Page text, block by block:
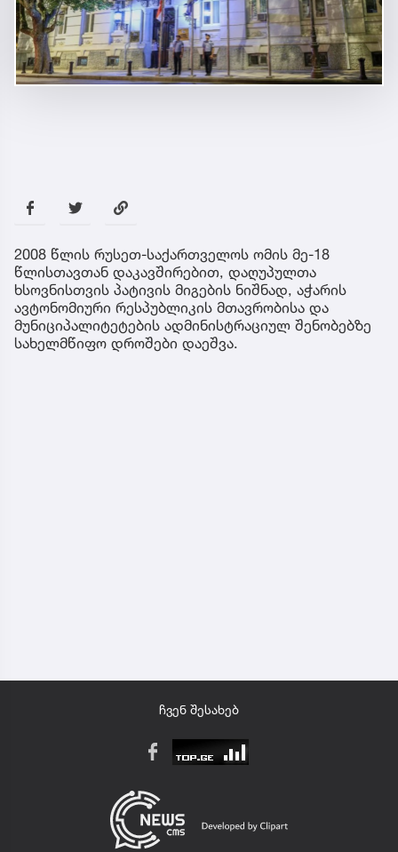
2008 წლის რუსეთ-საქართველოს ომის მე-18
წლისთავთან დაკავშირებით, დაღუპულთა
ხსოვნისთვის პატივის მიგების ნიშნად, აჭარის
ავტონომიური რესპუბლიკის მთავრობისა და
მუნიციპალიტეტების ადმინისტრაციულ შენობებზე
სახელმწიფო დროშები დაეშვა.
ჩვენ შესახებ